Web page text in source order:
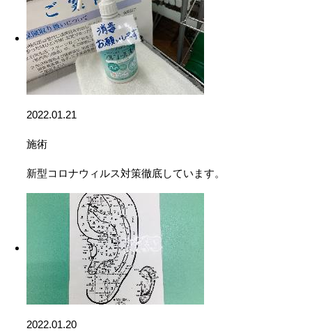
2022.01.21
施術
新型コロナウィルス対策徹底しています。
2022.01.20